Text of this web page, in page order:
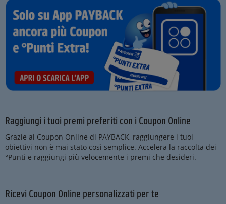
Raggiungi i tuoi premi preferiti con i Coupon Online
Grazie ai Coupon Online di PAYBACK, raggiungere i tuoi
obiettivi non è mai stato così semplice. Accelera la raccolta dei
°Punti e raggiungi più velocemente i premi che desideri.
Ricevi Coupon Online personalizzati per te